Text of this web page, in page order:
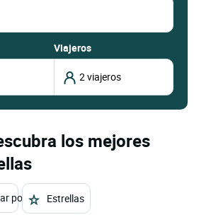
Viajeros
los mejores
por Estrellas